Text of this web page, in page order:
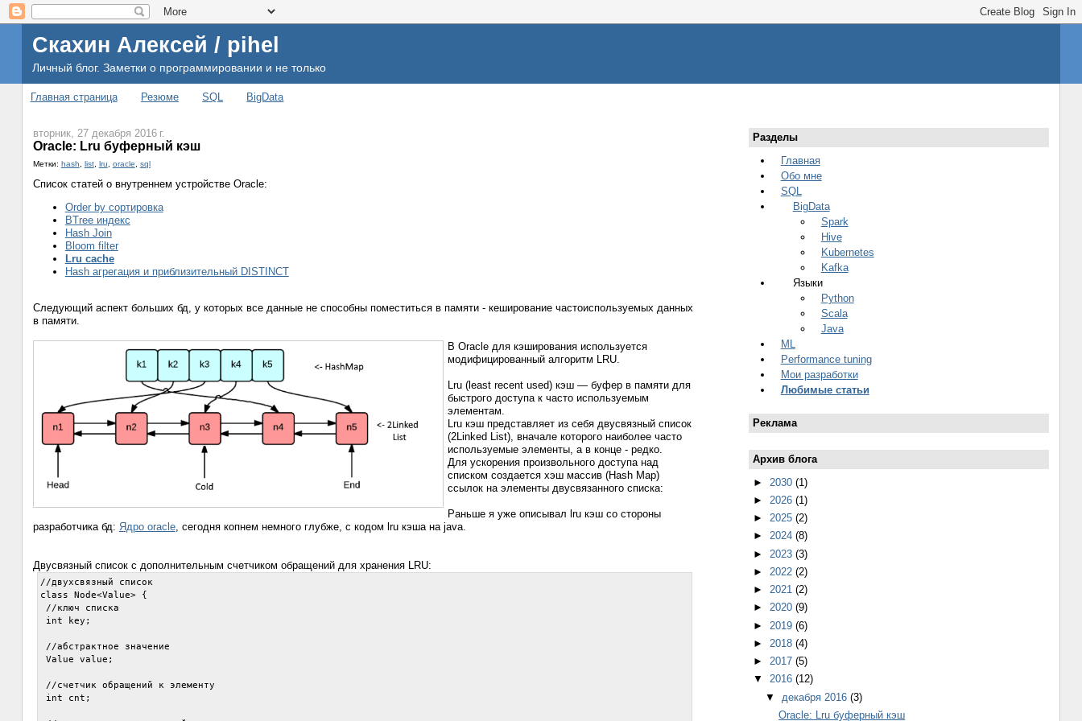
Скахин Алексей / pihel
Личный блог. Заметки о программировании и не только
Главная страница Резюме SQL BigData
вторник, 27 декабря 2016 г.
Oracle: Lru буферный кэш
Метки: hash list, lru oracle sql
Список статей о внутреннем устройстве Oracle:
Order by сортировка
BTree индекс
Hash Join
Bloom filter
Lru cache
Hash агрегация и приблизительный DISTINCT
Следующий аспект больших бд, у которых все данные не способны поместиться в памяти - кеширование частоиспользуемых данных
в памяти.
В Oracle для кэширования используется
модифицированный алгоритм LRU.
Lru (least recent used) кэш — буфер в памяти для
быстрого доступа к часто используемым
элементам.
Lru кэш представляет из себя двусвязный список
(2Linked List), вначале которого наиболее часто
используемые элементы, а в конце - редко.
Для ускорения произвольного доступа над
списком создается хэш массив (Hash Map)
ссылок на элементы двусвязанного списка:
Раньше я уже описывал lru кэш со стороны
разработчика бд: Ядро oracle, сегодня копнем немного глубже, с кодом lru кэша на java.
Двусвязный список с дополнительным счетчиком обращений для хранения LRU:
//двухсвязный список
class Node<Value> {
//ключ списка
int key;
//абстрактное значение
Value value;
//счетчик обращений к элементу
int cnt;
Разделы
Главная
Обо мне
SQL
BigData
Spark
Hive
Kubernetes
Kafka
Языки
Python
Scala
Java
ML
Performance tuning
Мои разработки
Любимые статьи
Реклама
Архив блога
► 2030 (1)
► 2026 (1)
► 2025 (2)
► 2024 (8)
► 2023 (3)
► 2022 (2)
► 2021 (2)
► 2020 (9)
► 2019 (6)
► 2018 (4)
► 2017 (5)
▼ 2016 (12)
▼ декабря 2016(3)
Oracle: Lru буферный кэш